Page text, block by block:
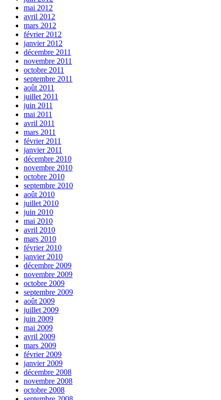
mai 2012
avril 2012
mars 2012
février 2012
janvier 2012
décembre 2011
novembre 2011
octobre 2011
septembre 2011
août 2011
juillet 2011
juin 2011
mai 2011
avril 2011
mars 2011
février 2011
janvier 2011
décembre 2010
novembre 2010
octobre 2010
septembre 2010
août 2010
juillet 2010
juin 2010
mai 2010
avril 2010
mars 2010
février 2010
janvier 2010
décembre 2009
novembre 2009
octobre 2009
septembre 2009
août 2009
juillet 2009
juin 2009
mai 2009
avril 2009
mars 2009
février 2009
janvier 2009
décembre 2008
novembre 2008
octobre 2008